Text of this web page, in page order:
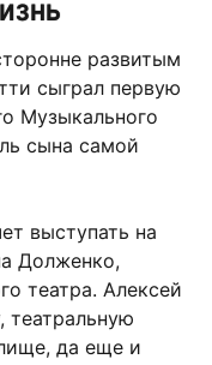
развитым
сыграл первую
Музыкального
сына самой
выступать на
Долженко,
театра. Алексей
театральную
да еще и